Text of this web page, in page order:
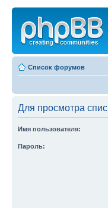
Список форумов
Для просмотра
Имя пользователя:
Пароль: